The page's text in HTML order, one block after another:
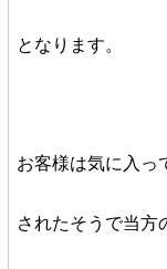
となります。
お客様は気に入っ
されたそうで当方